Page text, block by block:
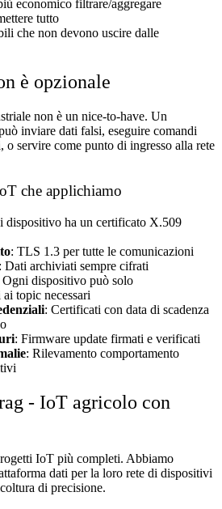
economico filtrare/aggregare
tutto
che non devono uscire dalle
è opzionale
non è un nice-to-have. Un
inviare dati falsi, eseguire comandi
o servire come punto di ingresso alla rete
che applichiamo
dispositivo ha un certificato X.509
: TLS 1.3 per tutte le comunicazioni
: Dati archiviati sempre cifrati
Ogni dispositivo può solo
topic necessari
: Certificati con data di scadenza
: Firmware update firmati e verificati
: Rilevamento comportamento
- IoT agricolo con
IoT più completi. Abbiamo
dati per la loro rete di dispositivi
di precisione.